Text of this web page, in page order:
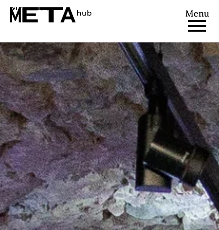
METAhub
Menu